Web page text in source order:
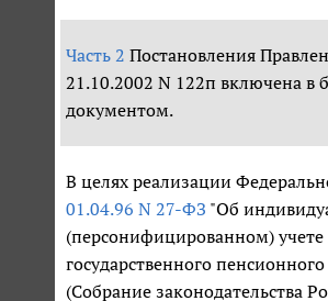
Часть 2 Постановления
21.10.2002 N 122п включена в
документом.
В целях реализации
01.04.96 N 27-ФЗ "Об
(персонифицированном) учете
государственного
(Собрание законодательства